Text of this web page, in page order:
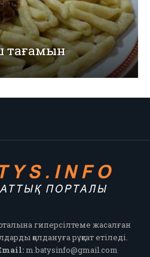
тағамын
гиперсілтеме жасалған
қолдануға рұқсат етіледі.
m.batysinfo@gmail.com